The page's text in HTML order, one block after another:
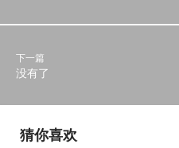
下一篇
没有了
猜你喜欢